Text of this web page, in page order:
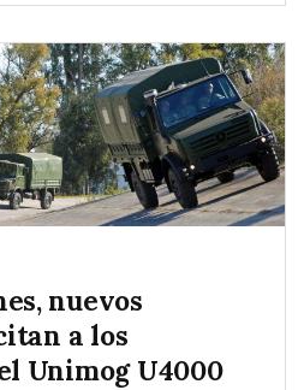
nuevos
a los
Unimog U4000